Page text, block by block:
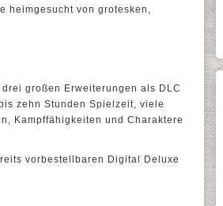
heimgesucht von grotesken,
großen Erweiterungen als DLC
zehn Stunden Spielzeit, viele
Kampffähigkeiten und Charaktere
vorbestellbaren Digital Deluxe